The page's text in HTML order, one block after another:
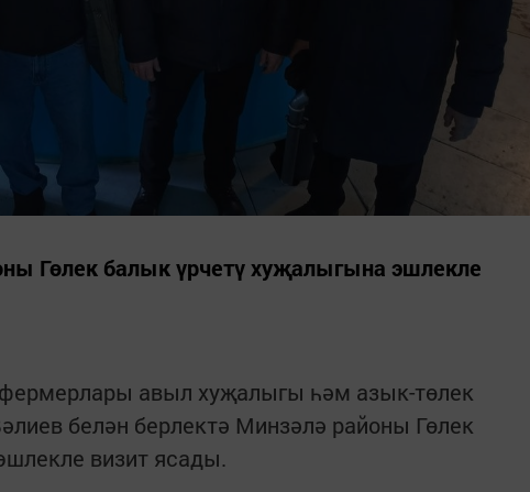
Гөлек балык үрчетү хуҗалыгына эшлекле
авыл хуҗалыгы һәм азык-төлек
белән берлектә Минзәлә районы Гөлек
визит ясады.